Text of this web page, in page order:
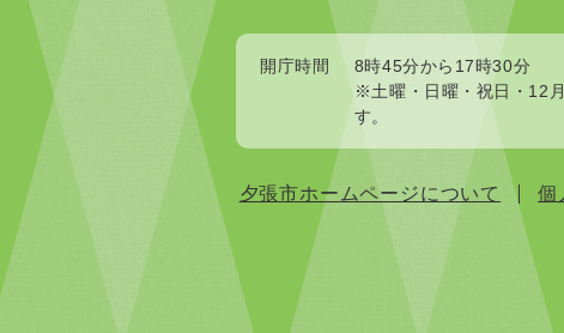
開庁時間
8時45分から17時30分
※土曜・日曜・祝日・12
す。
夕張市ホームページについて 個